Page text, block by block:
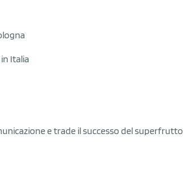
Italia
e trade il successo del superfrutto